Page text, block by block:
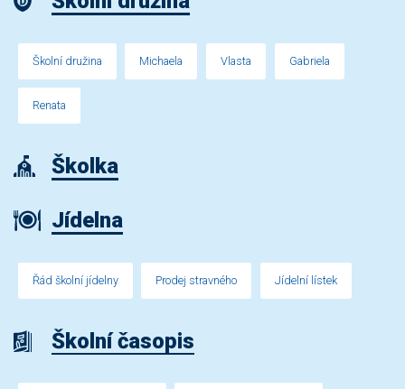
Školní družina Michaela Vlasta Gabriela
Renata
Školka
Jídelna
Řád školní jídelny Prodej stravného Jídelní lístek
Školní časopis